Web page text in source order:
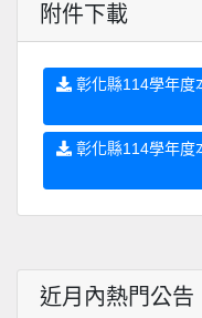
附件下載
彰化縣114學年度
彰化縣114學年度
近月內熱門公告